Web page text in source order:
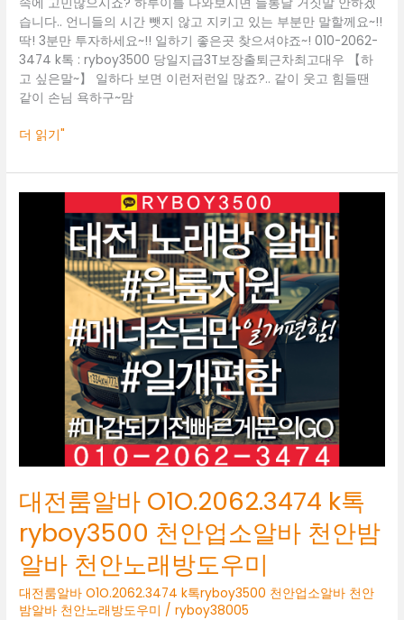
습니다.. 언니들의 시간 뺏지 않고 지키고 있는 부분만 말할께요~!!
딱! 3분만 투자하세요~!! 일하기 좋은곳 찾으셔야죠~! 010-2062-
3474 k톡 : ryboy3500 당일지급3T보장출퇴근차최고대우 【하
고 싶은말~】 일하다 보면 이런저런일 많죠?.. 같이 웃고 힘들땐
같이 손님 욕하구~맘
사
무
실
더 읽기"
대전룸알바 O1O.2062.3474 k톡
ryboy3500 천안업소알바 천안밤
알바 천안노래방도우미
대전룸알바 O1O.2062.3474 k톡ryboy3500 천안업소알바 천안
밤알바 천안노래방도우미 /ryboy38005
O1O.2062.3474
ryboy3500
바
안
알
바
천
안